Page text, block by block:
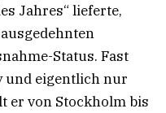
Jahres“ lieferte,
Status. Fast
und eigentlich nur
er von Stockholm bis